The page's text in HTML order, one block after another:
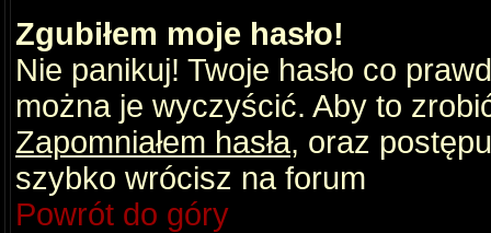
Zgubiłem moje hasło!
Nie panikuj! Twoje hasło co
można je wyczyścić. Aby to
Zapomniałem hasła, oraz
szybko wrócisz na forum
Powrót do góry